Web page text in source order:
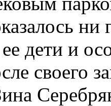
дети и
своего